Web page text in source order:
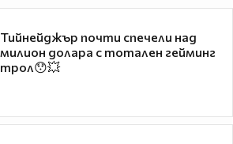
Тийнейджър почти спечели над
милион долара с тотален гейминг
трол😯💥